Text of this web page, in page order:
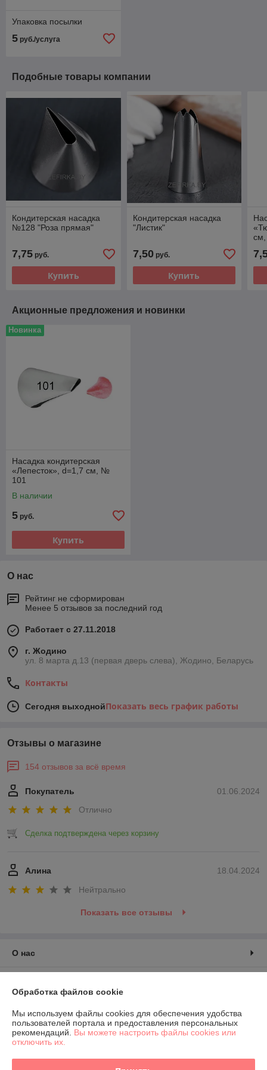
Упаковка посылки
5 руб./услуга
Подобные товары компании
Кондитерская насадка
№128 "Роза прямая"
7,75 руб.
Купить
Кондитерская насадка
"Листик"
7,50руб.
Купить
Акционные предложения и новинки
Новинка
Насадка кондитерская
«Лепесток», d=1,7 см, №
101
В наличии
5 руб.
Купить
О нас
Рейтинг не сформирован
Менее 5 отзывов за последний год
Работает с 27.11.2018
г. Жодино
ул. 8 марта д.13 (первая дверь слева), Жодино, Беларусь
Контакты
Сегодня выходнойПоказать весь график работы
Отзывы о магазине
154 отзывов за всё время
01.06.2024
Покупатель
Отлично
Сделка подтверждена через корзину
18.04.2024
Алина
Нейтрально
Показать все отзывы
О нас
Доставка и оплата
График работы
Обработка файлов cookie
Мы используем файлы cookies для обеспечения удобства
пользователей портала и предоставления персональных
рекомендаций. Вы можете настроить файлы cookies или
отключить их.